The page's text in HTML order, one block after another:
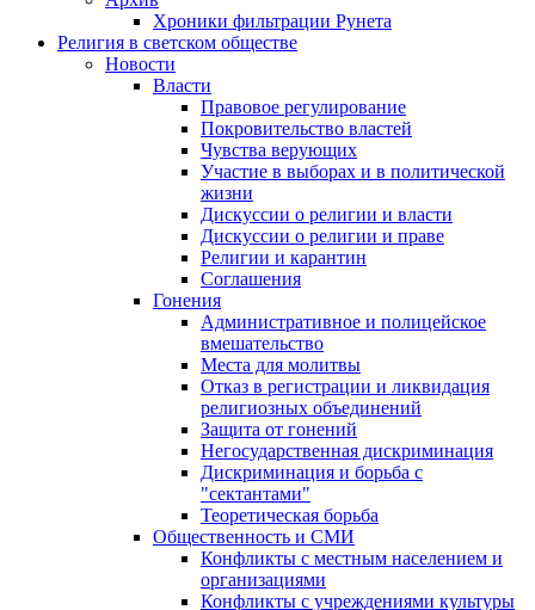
Хроники фильтрации Рунета
Религия в светском обществе
Новости
Власти
Правовое регулирование
Покровительство властей
Чувства верующих
Участие в выборах и в политической
жизни
Дискуссии о религии и власти
Дискуссии о религии и праве
Религии и карантин
Соглашения
Гонения
Административное и полицейское
вмешательство
Места для молитвы
Отказ в регистрации и ликвидация
религиозных объединений
Защита от гонений
Негосударственная дискриминация
Дискриминация и борьба с
"сектантами"
Теоретическая борьба
Общественность и СМИ
Конфликты с местным населением и
организациями
Конфликты с учреждениями культуры